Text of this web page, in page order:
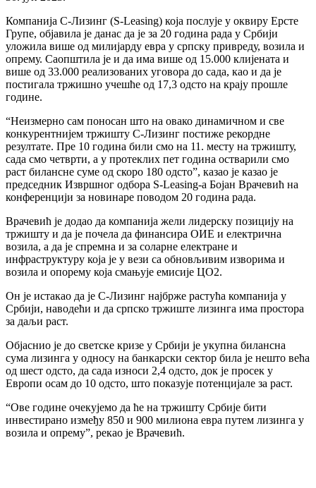
Компанија С-Лизинг (S-Leasing) која послује у оквиру Ерсте
Групе, објавила је данас да је за 20 година рада у Србији
уложила више од милијарду евра у српску привреду, возила и
опрему. Саопштила је и да има више од 15.000 клијената и
више од 33.000 реализованих уговора до сада, као и да је
постигала тржишно учешће од 17,3 одсто на крају прошле
године.
“Неизмерно сам поносан што на овако динамичном и све
конкурентнијем тржишту С-Лизинг постиже рекордне
резултате. Пре 10 година били смо на 11. месту на тржишту,
сада смо четврти, а у протеклих пет година остварили смо
раст билансне суме од скоро 180 одсто”, казао је казао је
председник Извршног одбора S-Leasing-a Бојан Врачевић на
конференцији за новинаре поводом 20 година рада.
Врачевић је додао да компанија жели лидерску позицију на
тржишту и да је почела да финансира ОИЕ и електрична
возила, а да је спремна и за соларне електране и
инфраструктуру која је у вези са обновљивим изворима и
возила и опорему која смањује емисије ЦО2.
Он је истакао да је С-Лизинг најбрже растућа компанија у
Србији, наводећи и да српско тржиште лизинга има простора
за даљи раст.
Објаснио је до светске кризе у Србији је укупна билансна
сума лизинга у односу на банкарски сектор била је нешто већа
од шест одсто, да сада износи 2,4 одсто, док је просек у
Европи осам до 10 одсто, што показује потенцијале за раст.
“Ове године очекујемо да ће на тржишту Србије бити
инвестирано између 850 и 900 милиона евра путем лизинга у
возила и опрему”, рекао је Врачевић.